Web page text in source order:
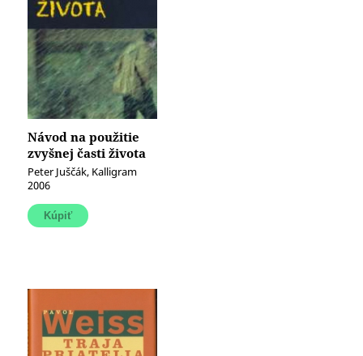
Návod na použitie
zvyšnej časti života
Peter Juščák, Kalligram
2006